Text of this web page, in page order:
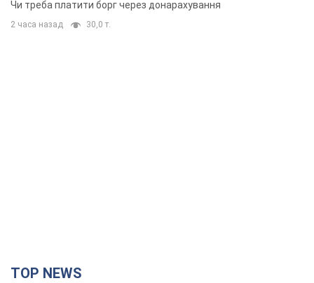
Чи треба платити борг через донарахування
2 часа назад 30,0 т.
TOP NEWS